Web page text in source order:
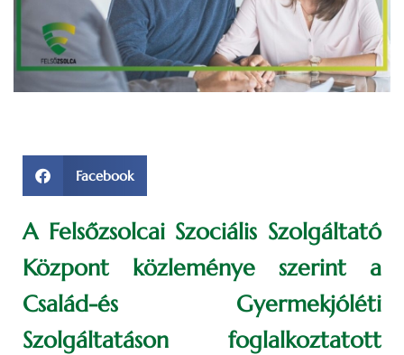
Facebook
A Felsőzsolcai Szociális Szolgáltató
Központ közleménye szerint a
Család-és Gyermekjóléti
Szolgáltatáson foglalkoztatott